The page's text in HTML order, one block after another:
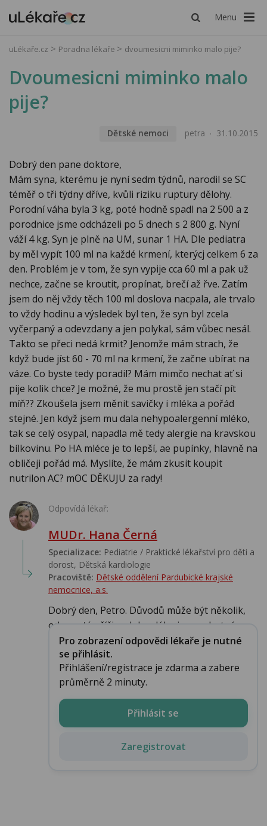
Menu
uLékaře.cz Poradna lékaře dvoumesicni miminko malo pije?
Dvoumesicni miminko malo
pije?
Dětské nemoci petra 31.10.2015
Dobrý den pane doktore,
Mám syna, kterému je nyní sedm týdnů, narodil se SC
téměř o tři týdny dříve, kvůli riziku ruptury dělohy.
Porodní váha byla 3 kg, poté hodně spadl na 2 500 a z
porodnice jsme odcházeli po 5 dnech s 2 800 g. Nyní
váží 4 kg. Syn je plně na UM, sunar 1 HA. Dle pediatra
by měl vypít 100 ml na každé krmení, kterýcj celkem 6 za
den. Problém je v tom, že syn vypije cca 60 ml a pak už
nechce, začne se kroutit, propínat, brečí až řve. Zatím
jsem do něj vždy těch 100 ml doslova nacpala, ale trvalo
to vždy hodinu a výsledek byl ten, že syn byl zcela
vyčerpaný a odevzdany a jen polykal, sám vůbec nesál.
Takto se přeci nedá krmit? Jenomže mám strach, že
když bude jíst 60 - 70 ml na krmení, že začne ubírat na
váze. Co byste tedy poradil? Mám mimčo nechat ať si
pije kolik chce? Je možné, že mu prostě jen stačí pít
míň?? Zkoušela jsem měnit savičky i mléka a pořád
stejné. Jen když jsem mu dala nehypoalergenní mléko,
tak se celý osypal, napadla mě tedy alergie na kravskou
bílkovinu. Po HA mléce je to lepší, ae pupínky, hlavně na
obličeji pořád má. Myslíte, že mám zkusit koupit
nutrilon AC? mOC DĚKUJU za rady!
Odpovídá lékař:
MUDr. Hana Černá
Specializace: Pediatrie / Praktické lékařství pro děti a
dorost, Dětská kardiologie
Pracoviště: Dětské oddělení Pardubické krajské
nemocnice, a.s.
Dobrý den, Petro. Důvodů může být několik,
od prosté příčiny, kdy mléko jen nechutná, p...
Pro zobrazení odpovědi lékaře je nutné
se přihlásit.
Přihlášení/registrace je zdarma a zabere
průměrně 2 minuty.
Přihlásit se
Zaregistrovat